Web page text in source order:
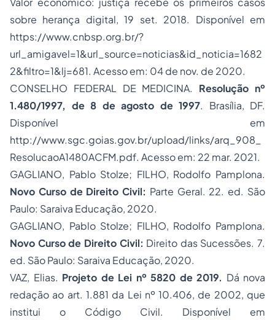
sobre herança digital, 19 set. 2018. Disponível em
https://www.cnbsp.org.br/?
url_amigavel=1&url_source=noticias&id_noticia=1682
2&filtro=1&lj=681. Acesso em: 04 de nov. de 2020.
CONSELHO FEDERAL DE MEDICINA. Resolução nº
1.480/1997, de 8 de agosto de 1997. Brasília, DF.
Disponível em
http://www.sgc.goias.gov.br/upload/links/arq_908_
ResolucaoA1480ACFM.pdf. Acesso em: 22 mar. 2021.
GAGLIANO, Pablo Stolze; FILHO, Rodolfo Pamplona.
Novo Curso de Direito Civil: Parte Geral. 22. ed. São
Paulo: Saraiva Educação, 2020.
GAGLIANO, Pablo Stolze; FILHO, Rodolfo Pamplona.
Novo Curso de Direito Civil: Direito das Sucessões. 7.
ed. São Paulo: Saraiva Educação, 2020.
VAZ, Elias. Projeto de Lei nº 5820 de 2019. Dá nova
redação ao art. 1.881 da Lei nº 10.406, de 2002, que
institui o Código Civil. Disponível em